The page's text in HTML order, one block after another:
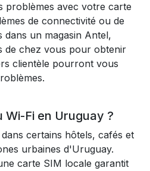
problèmes avec votre carte
de connectivité ou de
un magasin Antel,
de chez vous pour obtenir
clientèle pourront vous
Wi-Fi en Uruguay ?
certains hôtels, cafés et
urbaines d'Uruguay.
carte SIM locale garantit